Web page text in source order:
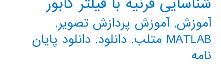
متلب
به
بقیه
آموزش,آموزش پردازش تصویر,
MATLAB متلب
, دانلود, دانلود پايان
نامه